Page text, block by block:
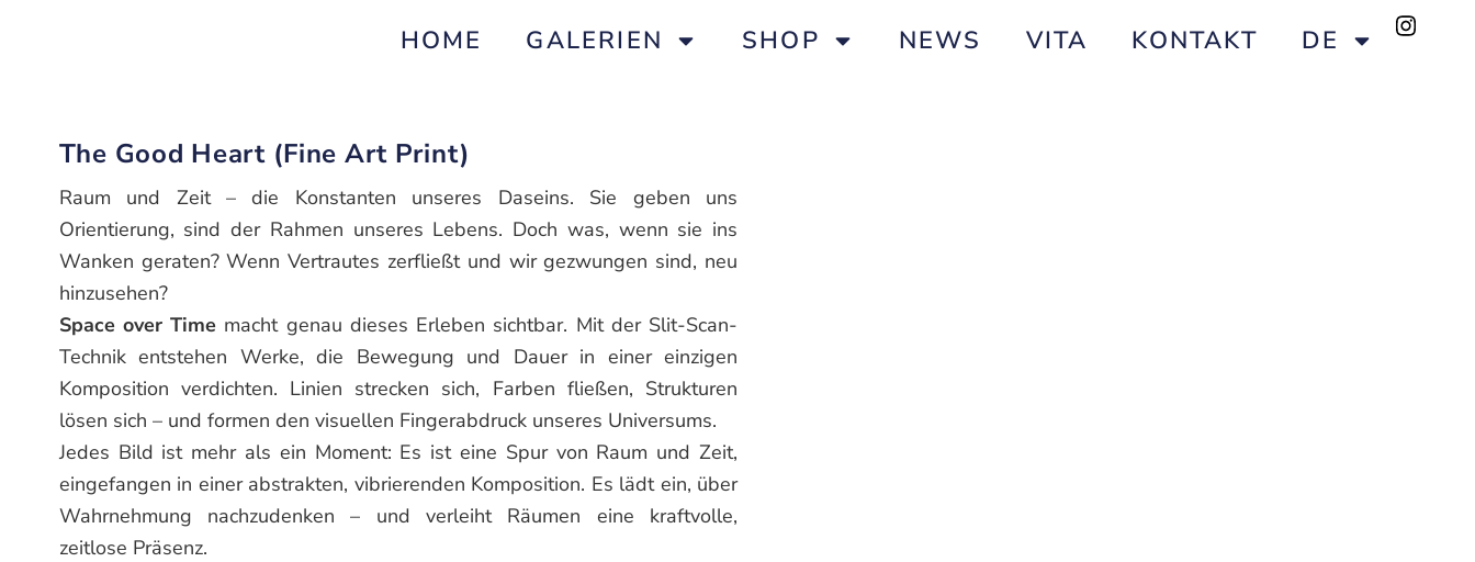
HOME GALERIEN SHOP NEWS VITA KONTAKT DE
The Good Heart (Fine Art Print)
Raum und Zeit – die Konstanten unseres Daseins. Sie geben uns
Orientierung, sind der Rahmen unseres Lebens. Doch was, wenn sie ins
Wanken geraten? Wenn Vertrautes zerfließt und wir gezwungen sind, neu
hinzusehen?
Space over Time macht genau dieses Erleben sichtbar. Mit der Slit-Scan-
Technik entstehen Werke, die Bewegung und Dauer in einer einzigen
Komposition verdichten. Linien strecken sich, Farben fließen, Strukturen
lösen sich – und formen den visuellen Fingerabdruck unseres Universums.
Jedes Bild ist mehr als ein Moment: Es ist eine Spur von Raum und Zeit,
eingefangen in einer abstrakten, vibrierenden Komposition. Es lädt ein, über
Wahrnehmung nachzudenken – und verleiht Räumen eine kraftvolle,
zeitlose Präsenz.